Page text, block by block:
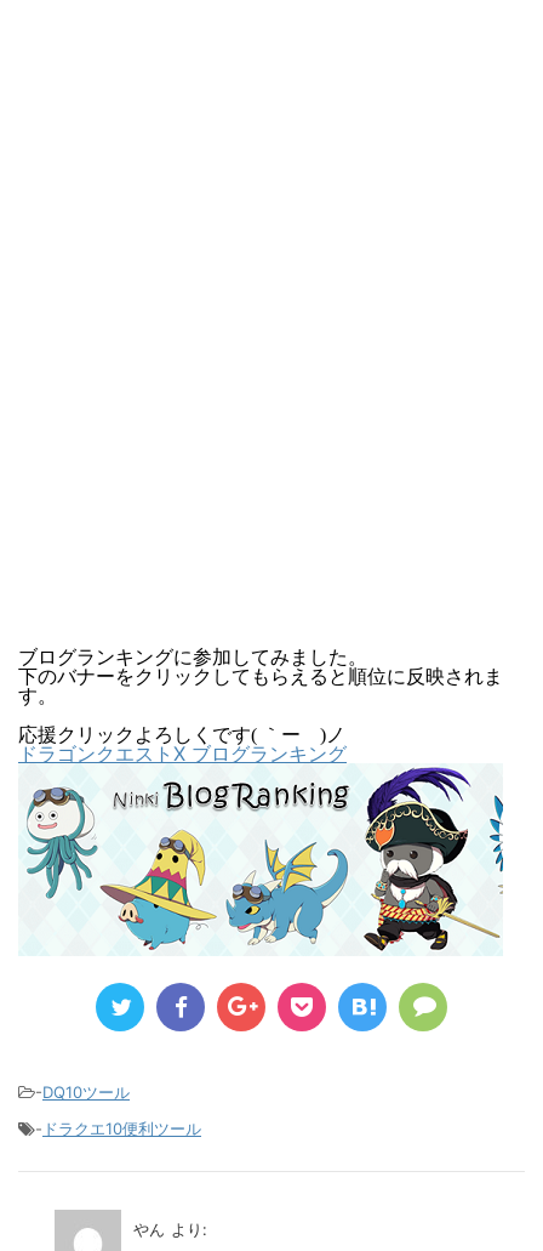
ブログランキングに参加してみました。
下のバナーをクリックしてもらえると順位に反映されま
す。
応援クリックよろしくです( ｀ー´)ノ
ドラゴンクエストX ブログランキング
-DQ10ツール
- ドラクエ10便利ツール
やん より: